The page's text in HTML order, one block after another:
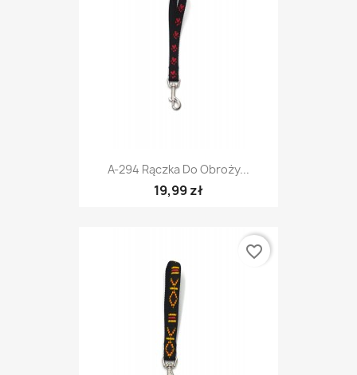
A-294 Rączka Do Obroży...
19,99 zł
favorite_border